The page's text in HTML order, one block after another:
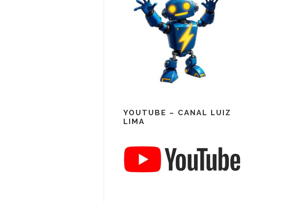
YOUTUBE – CANAL LUIZ
LIMA